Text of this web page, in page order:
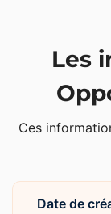
Les
Ces
Date de